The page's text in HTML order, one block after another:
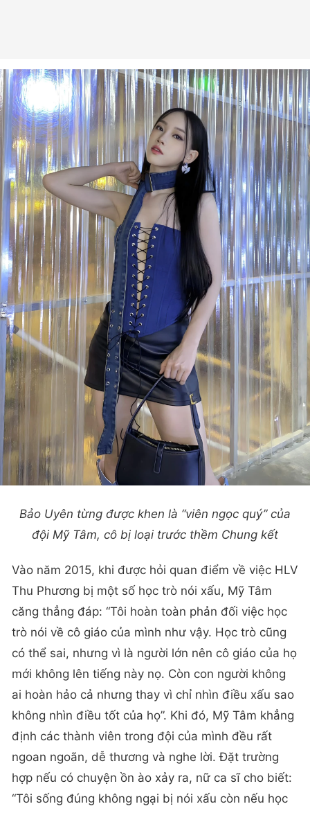
Bảo Uyên từng được khen là “viên ngọc quý” của
đội Mỹ Tâm, cô bị loại trước thềm Chung kết
Vào năm 2015, khi được hỏi quan điểm về việc HLV
Thu Phương bị một số học trò nói xấu, Mỹ Tâm
căng thẳng đáp: “Tôi hoàn toàn phản đối việc học
trò nói về cô giáo của mình như vậy. Học trò cũng
có thể sai, nhưng vì là người lớn nên cô giáo của họ
mới không lên tiếng này nọ. Còn con người không
ai hoàn hảo cả nhưng thay vì chỉ nhìn điều xấu sao
không nhìn điều tốt của họ”. Khi đó, Mỹ Tâm khẳng
định các thành viên trong đội của mình đều rất
ngoan ngoãn, dễ thương và nghe lời. Đặt trường
hợp nếu có chuyện ồn ào xảy ra, nữ ca sĩ cho biết:
“Tôi sống đúng không ngại bị nói xấu còn nếu học